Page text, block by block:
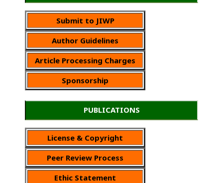
Submit to JIWP
Author Guidelines
Article Processing Charges
Sponsorship
PUBLICATIONS
License & Copyright
Peer Review Process
Ethic Statement